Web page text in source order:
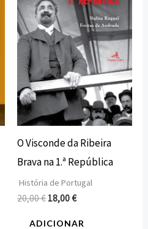
O Visconde da Ribeira
Brava na 1.ª República
História de Portugal
20,00€
20,00 €.
18,00€
18,00 €.
ADICIONAR